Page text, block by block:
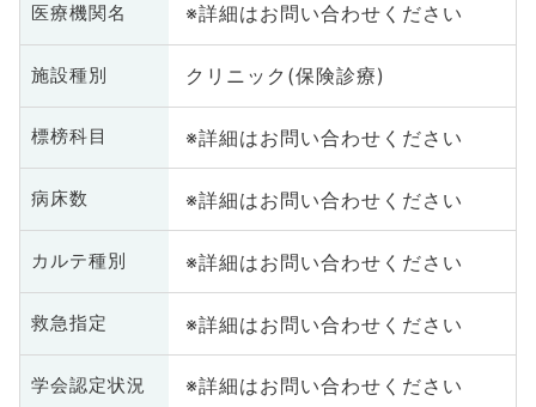
医療機関名 ※詳細はお問い合わせください
施設種別 クリニック(保険診療)
標榜科目 ※詳細はお問い合わせください
病床数 ※詳細はお問い合わせください
カルテ種別 ※詳細はお問い合わせください
救急指定 ※詳細はお問い合わせください
学会認定状況 ※詳細はお問い合わせください